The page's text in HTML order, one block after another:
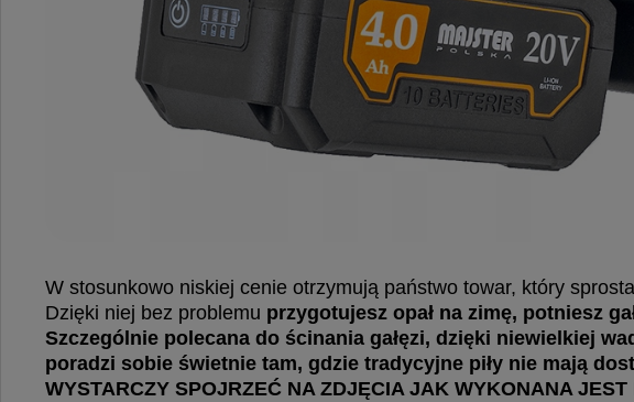
W stosunkowo niskiej cenie otrzymują państwo towar, który
Dzięki niej bez problemu przygotujesz opał na zimę, potniesz
Szczególnie polecana do ścinania gałęzi, dzięki niewielkiej
poradzi sobie świetnie tam, gdzie tradycyjne piły nie mają
WYSTARCZY SPOJRZEĆ NA ZDJĘCIA JAK WYKONANA